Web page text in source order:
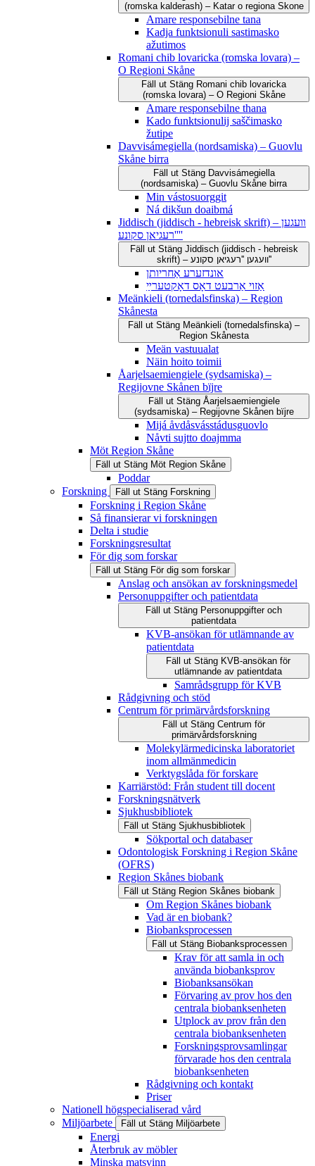
(romska kalderash) – Katar o regiona Skone
Amare responsebilne tana
Kadja funktsionuli sastimasko
ažutimos
Romani chib lovaricka (romska lovara) –
O Regioni Skåne
Fäll ut Stäng Romani chib lovaricka
(romska lovara) – O Regioni Skåne
Amare responsebilne thana
Kado funktsionulij saščimasko
žutipe
Davvisámegiella (nordsamiska) – Guovlu
Skåne birra
Fäll ut Stäng Davvisámegiella
(nordsamiska) – Guovlu Skåne birra
Min vástosuorggit
Ná dikšun doaibmá
Jiddisch (jiddisch - hebreisk skrift) – וועגען
''רעגיאן סקונע''
Fäll ut Stäng Jiddisch (jiddisch - hebreisk
skrift) – וועגען ''רעגיאן סקונע''
אונדזערע אַחריותן
אַזוי אַרבעט דאָס דאָקטערײַ
Meänkieli (tornedalsfinska) – Region
Skånesta
Fäll ut Stäng Meänkieli (tornedalsfinska) –
Region Skånesta
Meän vastuualat
Näin hoito toimii
Åarjelsaemiengiele (sydsamiska) –
Regijovne Skånen bïjre
Fäll ut Stäng Åarjelsaemiengiele
(sydsamiska) – Regijovne Skånen bïjre
Mijá åvdåsvásstádusguovlo
Nåvti sujtto doajmma
Möt Region Skåne
Fäll ut Stäng Möt Region Skåne
Poddar
Forskning
Fäll ut Stäng Forskning
Forskning i Region Skåne
Så finansierar vi forskningen
Delta i studie
Forskningsresultat
För dig som forskar
Fäll ut Stäng För dig som forskar
Anslag och ansökan av forskningsmedel
Personuppgifter och patientdata
Fäll ut Stäng Personuppgifter och
patientdata
KVB-ansökan för utlämnande av
patientdata
Fäll ut Stäng KVB-ansökan för
utlämnande av patientdata
Samrådsgrupp för KVB
Rådgivning och stöd
Centrum för primärvårdsforskning
Fäll ut Stäng Centrum för
primärvårdsforskning
Molekylärmedicinska laboratoriet
inom allmänmedicin
Verktygslåda för forskare
Karriärstöd: Från student till docent
Forskningsnätverk
Sjukhusbibliotek
Fäll ut Stäng Sjukhusbibliotek
Sökportal och databaser
Odontologisk Forskning i Region Skåne
(OFRS)
Region Skånes biobank
Fäll ut Stäng Region Skånes biobank
Om Region Skånes biobank
Vad är en biobank?
Biobanksprocessen
Fäll ut Stäng Biobanksprocessen
Krav för att samla in och
använda biobanksprov
Biobanksansökan
Förvaring av prov hos den
centrala biobanksenheten
Utplock av prov från den
centrala biobanksenheten
Forskningsprovsamlingar
förvarade hos den centrala
biobanksenheten
Rådgivning och kontakt
Priser
Nationell högspecialiserad vård
Miljöarbete
Fäll ut Stäng Miljöarbete
Energi
Återbruk av möbler
Minska matsvinn